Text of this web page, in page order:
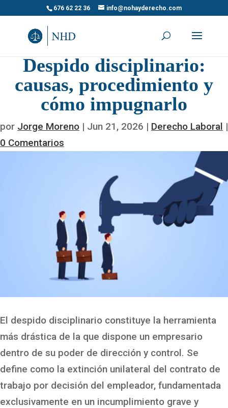
676 62 22 36 info@nohayderecho.com
Despido disciplinario:
causas, procedimiento y
cómo impugnarlo
por Jorge Moreno | Jun 21, 2026 | Derecho Laboral |
0 Comentarios
El despido disciplinario constituye la herramienta
más drástica de la que dispone un empresario
dentro de su poder de dirección y control. Se
define como la extinción unilateral del contrato de
trabajo por decisión del empleador, fundamentada
exclusivamente en un incumplimiento grave y